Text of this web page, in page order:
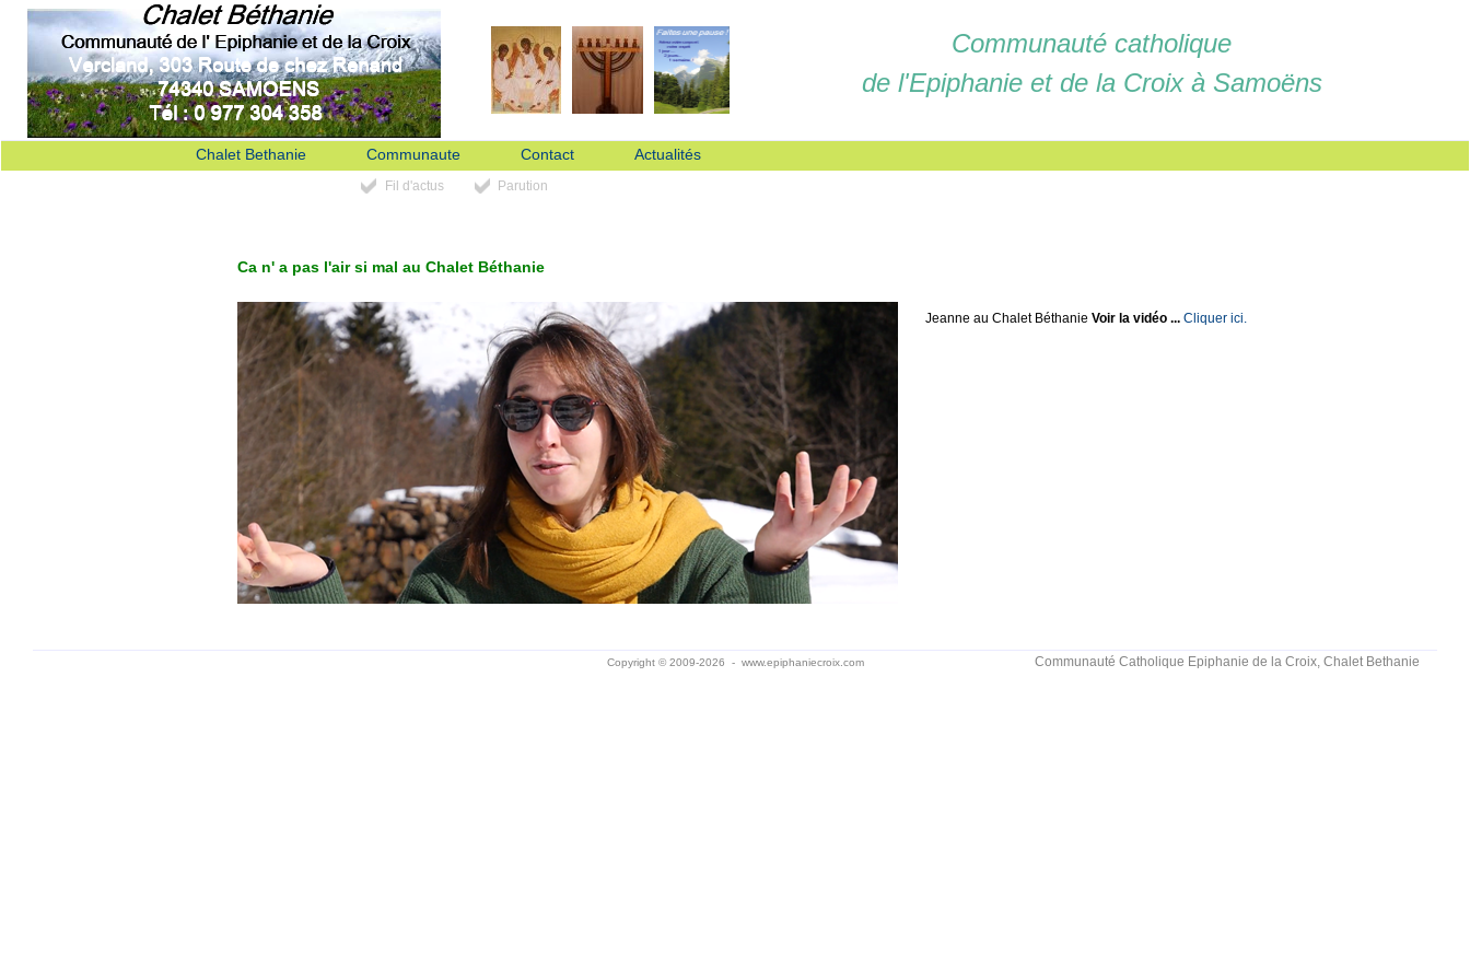
Communauté catholique
de l'Epiphanie et de la Croix à Samoëns
Chalet Bethanie Communaute Contact Actualités
Fil d'actus Parution
Ca n' a pas l'air si mal au Chalet Béthanie
Jeanne au Chalet Béthanie Voir la vidéo ... Cliquer ici.
Copyright © 2009-2026 - www.epiphaniecroix.com Communauté Catholique Epiphanie de la Croix, Chalet Bethanie